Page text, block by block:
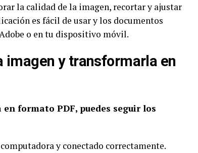
la calidad de la imagen, recortar y ajustar
es fácil de usar y los documentos
o en tu dispositivo móvil.
imagen y transformarla en
formato PDF, puedes seguir los
y conectado correctamente.